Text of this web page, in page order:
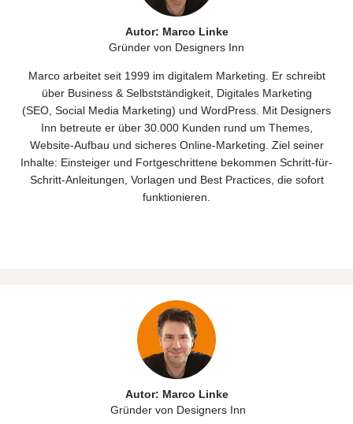
Autor: Marco Linke
Gründer von Designers Inn
Marco arbeitet seit 1999 im digitalem Marketing. Er schreibt
über Business & Selbstständigkeit, Digitales Marketing
(SEO Social Media Marketing) und WordPress . Mit Designers
Inn betreute er über 30.000 Kunden rund um Themes,
Website‑Aufbau und sicheres Online‑Marketing. Ziel seiner
Inhalte: Einsteiger und Fortgeschrittene bekommen Schritt-für-
Schritt-Anleitungen, Vorlagen und Best Practices, die sofort
funktionieren.
Autor: Marco Linke
Gründer von Designers Inn